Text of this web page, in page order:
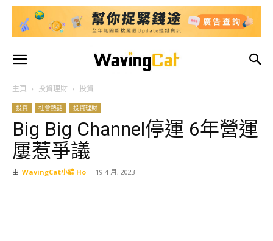
主頁 投資理財 投資
投資 社會熱話 投資理財
Big Big Channel停運 6年營運
屢惹爭議
由 WavingCat小編 Ho - 19 4 月, 2023